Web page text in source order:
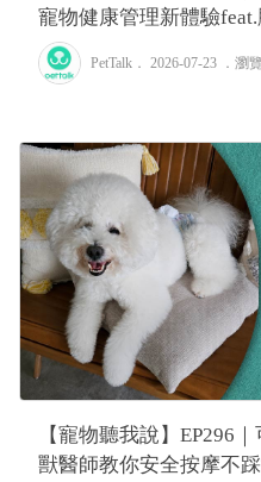
寵物健康管理新體驗
PetTalk ． 2026-07-23 ． 瀏
【寵物聽我說】EP296
獸醫師教你安全按摩不